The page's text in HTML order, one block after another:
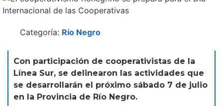
Categoría: Río Negro
Con participación de cooperativistas de la
Línea Sur, se delinearon las actividades que
se desarrollarán el próximo sábado 7 de julio
en la Provincia de Río Negro.